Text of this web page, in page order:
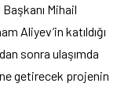
Mihail
Aliyev’in katıldığı
sonra ulaşımda
getirecek projenin